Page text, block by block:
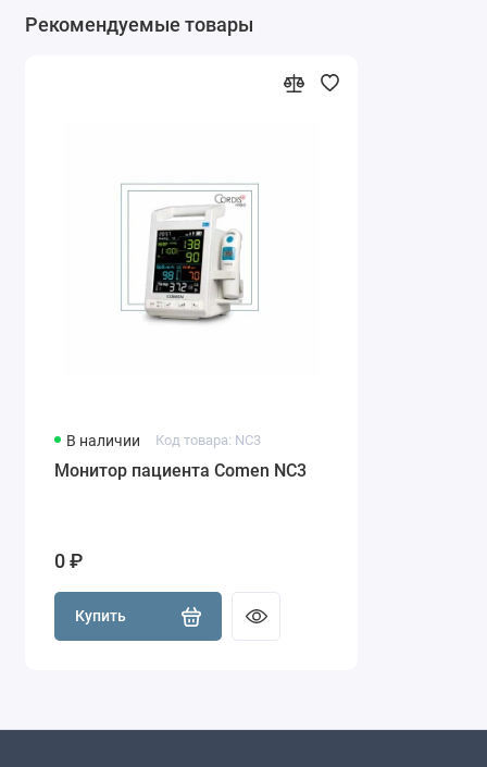
Рекомендуемые товары
В наличии Код товара: NC3
Монитор пациента Comen NC3
0 ₽
Купить